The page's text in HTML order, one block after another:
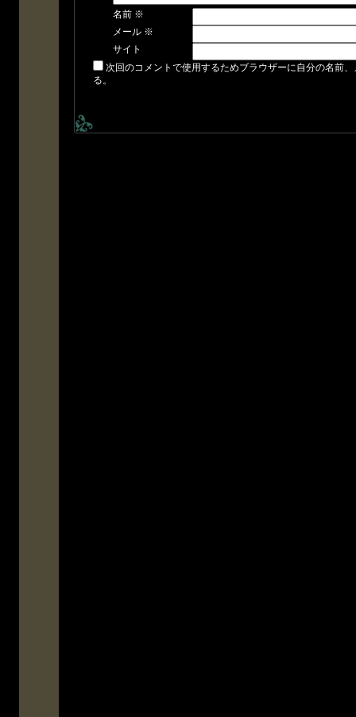
名前 ※
メール ※
サイト
次回のコメントで使用するためブラウザーに自分の名前
る。